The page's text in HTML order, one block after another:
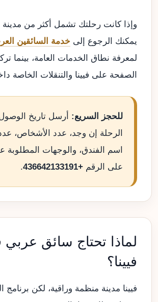
وإذا كانت رحلتك تشمل أكثر من مدينة
يمكنك الرجوع إلى خدمة السائقين
لمعرفة نطاق الخدمات العامة، بينما
الصفحة على فيينا والتنقلات الخاصة
للحجز السريع: أرسل تاريخ
الرحلة إن وجد، عدد الأشخاص،
اسم الفندق، والوجهات المطلوبة
على الرقم +436642133191
.
لماذا تحتاج سائق
فيينا؟
فيينا مدينة منظمة وراقية، لكن برنامج